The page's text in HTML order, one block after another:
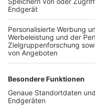
TOP-VEREINE
TOP-PARTNER